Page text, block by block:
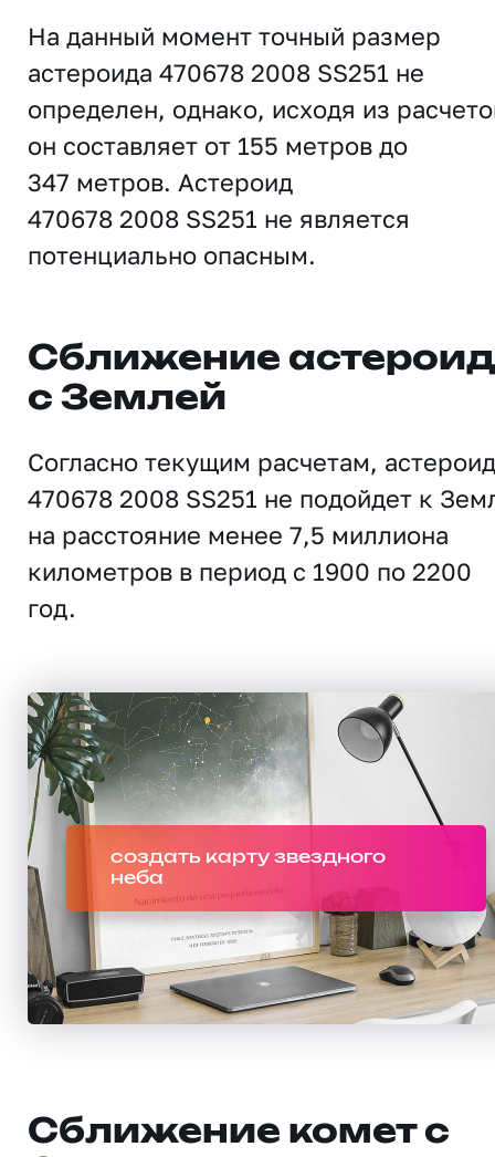
На данный момент точный размер
астероида 470678 2008 SS251 не
определен, однако, исходя из
он составляет от 155 метров до
347 метров. Астероид
470678 2008 SS251 не является
потенциально опасным.
Сближение
с Землей
Согласно текущим расчетам, астероид
470678 2008 SS251 не подойдет к
на расстояние менее 7,5 миллиона
километров в период с 1900 по 2200
год.
создать карту звездного
неба
Сближение комет с